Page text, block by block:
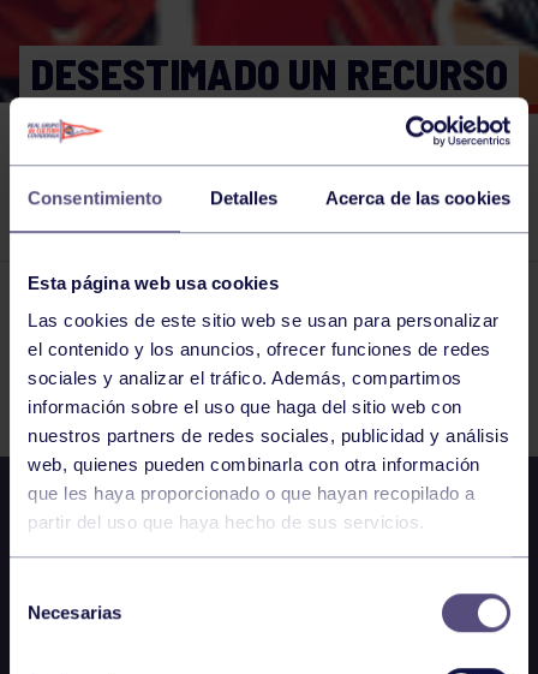
Consentimiento Detalles Acerca de las cookies
Esta página web usa cookies
Las cookies de este sitio web se usan para personalizar
el contenido y los anuncios, ofrecer funciones de redes
sociales y analizar el tráfico. Además, compartimos
información sobre el uso que haga del sitio web con
nuestros partners de redes sociales, publicidad y análisis
web, quienes pueden combinarla con otra información
que les haya proporcionado o que hayan recopilado a
partir del uso que haya hecho de sus servicios.
Necesarias
DESESTIMADO UN RECURSO
INTERPUESTO POR EL
GRUPO CONTRA UNA MOCIÓN
DE CENSURA
El grupo en prensa 26 ABR 2018
Comparte